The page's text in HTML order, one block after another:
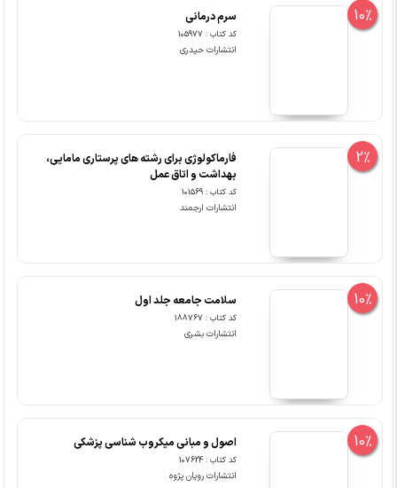
10% سرم درمانی
کد کتاب : 105977
انتشارات حیدری
2%
فارماکولوژی برای رشته های پرستاری مامایی،
بهداشت و اتاق عمل
کد کتاب : 101569
انتشارات ارجمند
10% سلامت جامعه جلد اول
کد کتاب : 188767
انتشارات بشری
10% اصول و مبانی میکروب شناسی پزشکی
کد کتاب : 107624
انتشارات رویان پژوه